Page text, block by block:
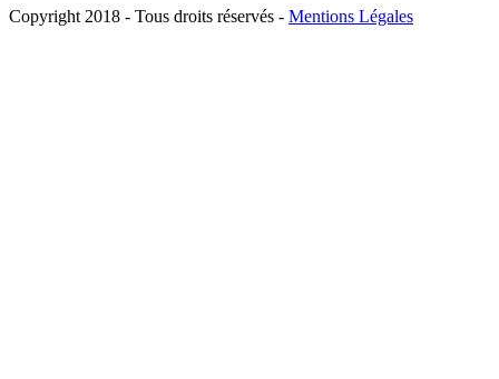
Copyright 2018 - Tous droits réservés - Mentions Légales